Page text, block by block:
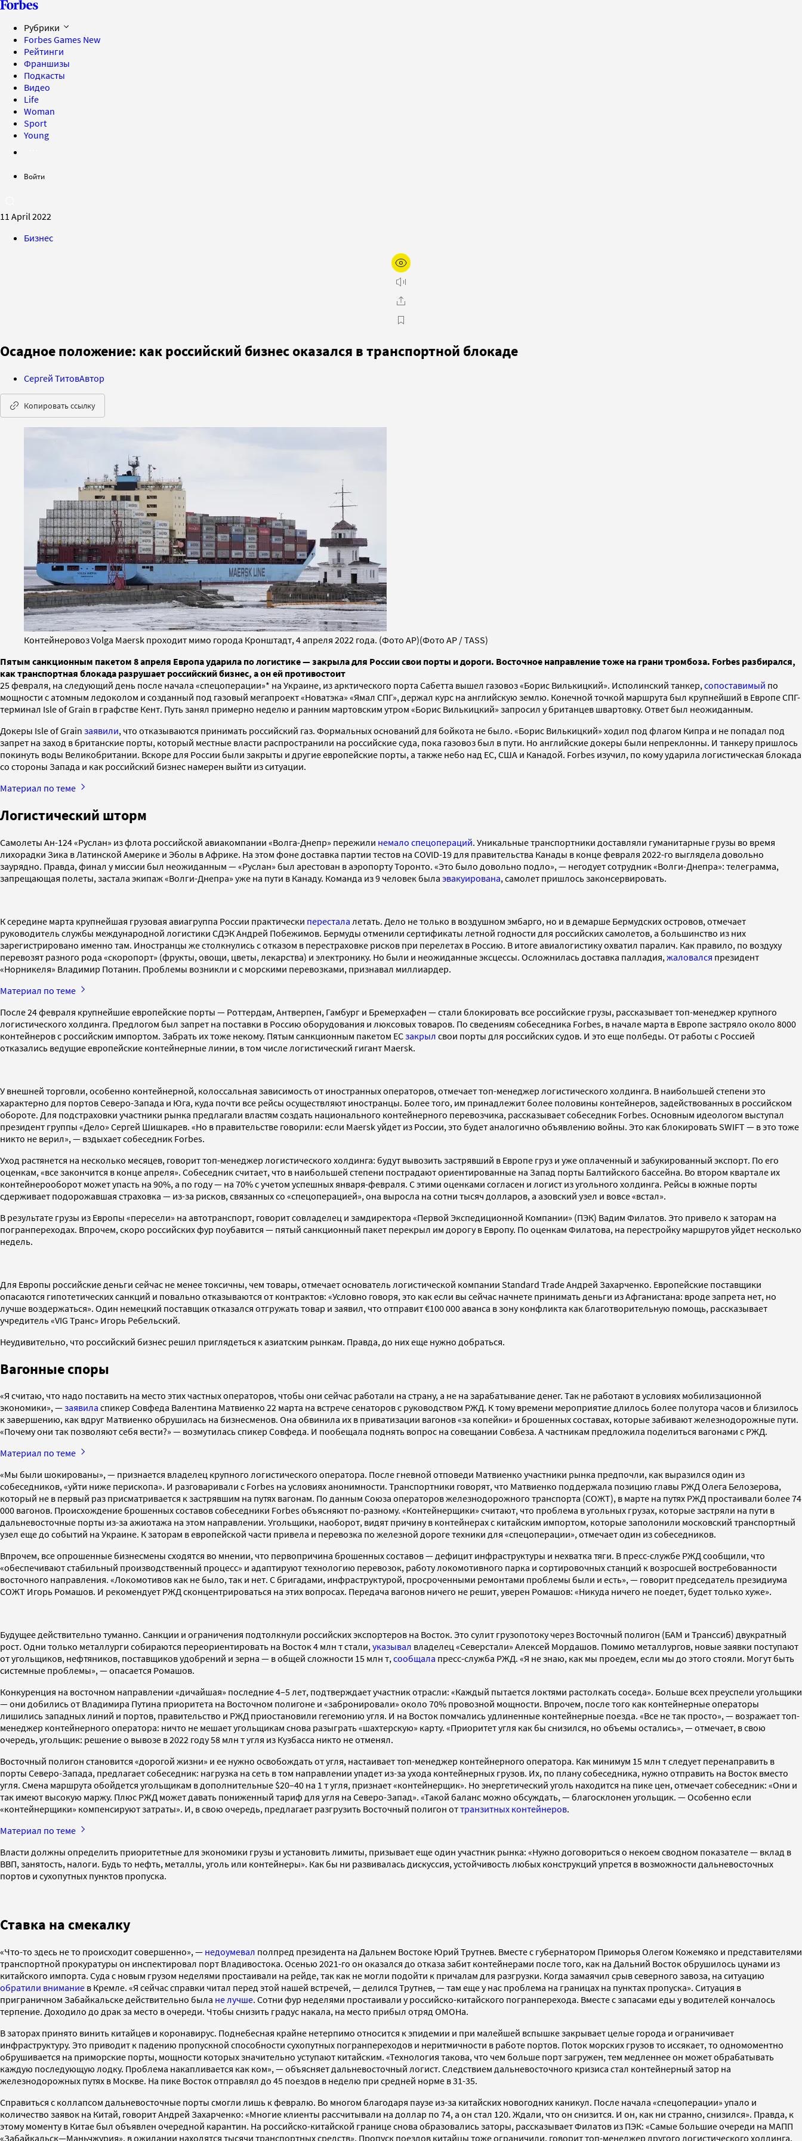
Рубрики
Forbes Games New
Рейтинги
Франшизы
Подкасты
Видео
Life
Woman
Sport
Young
Войти
11 April 2022
Бизнес
Осадное положение: как российский бизнес оказался в транспортной блокаде
Сергей ТитовАвтор
Копировать ссылку
Контейнеровоз Volga Maersk проходит мимо города Кронштадт, 4 апреля 2022 года. (Фото AP)(Фото AP / TASS)
Пятым санкционным пакетом 8 апреля Европа ударила по логистике — закрыла для России свои порты и дороги. Восточное направление тоже на грани тромбоза. Forbes разбирался,
как транспортная блокада разрушает российский бизнес, а он ей противостоит
25 февраля, на следующий день после начала «спецоперации»* на Украине, из арктического порта Сабетта вышел газовоз «Борис Вилькицкий». Исполинский танкер, сопоставимый по
мощности с атомным ледоколом и созданный под газовый мегапроект «Новатэка» «Ямал СПГ», держал курс на английскую землю. Конечной точкой маршрута был крупнейший в Европе СПГ-
терминал Isle of Grain в графстве Кент. Путь занял примерно неделю и ранним мартовским утром «Борис Вилькицкий» запросил у британцев швартовку. Ответ был неожиданным.
Докеры Isle of Grain заявили, что отказываются принимать российский газ. Формальных оснований для бойкота не было. «Борис Вилькицкий» ходил под флагом Кипра и не попадал под
запрет на заход в британские порты, который местные власти распространили на российские суда, пока газовоз был в пути. Но английские докеры были непреклонны. И танкеру пришлось
покинуть воды Великобритании. Вскоре для России были закрыты и другие европейские порты, а также небо над ЕС, США и Канадой. Forbes изучил, по кому ударила логистическая блокада
со стороны Запада и как российский бизнес намерен выйти из ситуации.
Материал по теме
Логистический шторм
Самолеты Ан-124 «Руслан» из флота российской авиакомпании «Волга-Днепр» пережили немало спецопераций. Уникальные транспортники доставляли гуманитарные грузы во время
лихорадки Зика в Латинской Америке и Эболы в Африке. На этом фоне доставка партии тестов на COVID-19 для правительства Канады в конце февраля 2022-го выглядела довольно
заурядно. Правда, финал у миссии был неожиданным — «Руслан» был арестован в аэропорту Торонто. «Это было довольно подло», — негодует сотрудник «Волги-Днепра»: телеграмма,
запрещающая полеты, застала экипаж «Волги-Днепра» уже на пути в Канаду. Команда из 9 человек была эвакуирована, самолет пришлось законсервировать.
К середине марта крупнейшая грузовая авиагруппа России практически перестала летать. Дело не только в воздушном эмбарго, но и в демарше Бермудских островов, отмечает
руководитель службы международной логистики СДЭК Андрей Побежимов. Бермуды отменили сертификаты летной годности для российских самолетов, а большинство из них
зарегистрировано именно там. Иностранцы же столкнулись с отказом в перестраховке рисков при перелетах в Россию. В итоге авиалогистику охватил паралич. Как правило, по воздуху
перевозят разного рода «скоропорт» (фрукты, овощи, цветы, лекарства) и электронику. Но были и неожиданные эксцессы. Осложнилась доставка палладия, жаловался президент
«Норникеля» Владимир Потанин. Проблемы возникли и с морскими перевозками, признавал миллиардер.
Материал по теме
После 24 февраля крупнейшие европейские порты — Роттердам, Антверпен, Гамбург и Бремерхафен — стали блокировать все российские грузы, рассказывает топ-менеджер крупного
логистического холдинга. Предлогом был запрет на поставки в Россию оборудования и люксовых товаров. По сведениям собеседника Forbes, в начале марта в Европе застряло около 8000
контейнеров с российским импортом. Забрать их тоже некому. Пятым санкционным пакетом ЕСзакрыл свои порты для российских судов. И это еще полбеды. От работы с Россией
отказались ведущие европейские контейнерные линии, в том числе логистический гигант Maersk.
У внешней торговли, особенно контейнерной, колоссальная зависимость от иностранных операторов, отмечает топ-менеджер логистического холдинга. В наибольшей степени это
характерно для портов Северо-Запада и Юга, куда почти все рейсы осуществляют иностранцы. Более того, им принадлежит более половины контейнеров, задействованных в российском
обороте. Для подстраховки участники рынка предлагали властям создать национального контейнерного перевозчика, рассказывает собеседник Forbes. Основным идеологом выступал
президент группы «Дело» Сергей Шишкарев. «Но в правительстве говорили: если Maersk уйдет из России, это будет аналогично объявлению войны. Это как блокировать SWIFT — в это тоже
никто не верил», — вздыхает собеседник Forbes.
Уход растянется на несколько месяцев, говорит топ-менеджер логистического холдинга: будут вывозить застрявший в Европе груз и уже оплаченный и забукированный экспорт. По его
оценкам, «все закончится в конце апреля». Собеседник считает, что в наибольшей степени пострадают ориентированные на Запад порты Балтийского бассейна. Во втором квартале их
контейнерооборот может упасть на 90%, а по году — на 70% с учетом успешных января-февраля. С этими оценками согласен и логист из угольного холдинга. Рейсы в южные порты
сдерживает подорожавшая страховка — из-за рисков, связанных со «спецоперацией», она выросла на сотни тысяч долларов, а азовский узел и вовсе «встал».
В результате грузы из Европы «пересели» на автотранспорт, говорит совладелец и замдиректора «Первой Экспедиционной Компании» (ПЭК) Вадим Филатов. Это привело к заторам на
погранпереходах. Впрочем, скоро российских фур поубавится — пятый санкционный пакет перекрыл им дорогу в Европу. По оценкам Филатова, на перестройку маршрутов уйдет несколько
недель.
Для Европы российские деньги сейчас не менее токсичны, чем товары, отмечает основатель логистической компании Standard Trade Андрей Захарченко. Европейские поставщики
опасаются гипотетических санкций и повально отказываются от контрактов: «Условно говоря, это как если вы сейчас начнете принимать деньги из Афганистана: вроде запрета нет, но
лучше воздержаться». Один немецкий поставщик отказался отгружать товар и заявил, что отправит €100 000 аванса в зону конфликта как благотворительную помощь, рассказывает
учредитель «VIG Транс» Игорь Ребельский.
Неудивительно, что российский бизнес решил приглядеться к азиатским рынкам. Правда, до них еще нужно добраться.
Вагонные споры
«Я считаю, что надо поставить на место этих частных операторов, чтобы они сейчас работали на страну, а не на зарабатывание денег. Так не работают в условиях мобилизационной
экономики», —заявила спикер Совфеда Валентина Матвиенко 22 марта на встрече сенаторов с руководством РЖД. К тому времени мероприятие длилось более полутора часов и близилось
к завершению, как вдруг Матвиенко обрушилась на бизнесменов. Она обвинила их в приватизации вагонов «за копейки» и брошенных составах, которые забивают железнодорожные пути.
«Почему они так позволяют себя вести?» — возмутилась спикер Совфеда. И пообещала поднять вопрос на совещании Совбеза. А частникам предложила поделиться вагонами с РЖД.
Материал по теме
«Мы были шокированы», — признается владелец крупного логистического оператора. После гневной отповеди Матвиенко участники рынка предпочли, как выразился один из
собеседников, «уйти ниже перископа». И разговаривали с Forbes на условиях анонимности. Транспортники говорят, что Матвиенко поддержала позицию главы РЖД Олега Белозерова,
который не в первый раз присматривается к застрявшим на путях вагонам. По данным Союза операторов железнодорожного транспорта (СОЖТ), в марте на путях РЖД простаивали более 74
000 вагонов. Происхождение брошенных составов собеседники Forbes объясняют по-разному. «Контейнерщики» считают, что проблема в угольных грузах, которые застряли на пути в
дальневосточные порты из-за ажиотажа на этом направлении. Угольщики, наоборот, видят причину в контейнерах с китайским импортом, которые заполонили московский транспортный
узел еще до событий на Украине. К заторам в европейской части привела и перевозка по железной дороге техники для «спецоперации», отмечает один из собеседников.
Впрочем, все опрошенные бизнесмены сходятся во мнении, что первопричина брошенных составов — дефицит инфраструктуры и нехватка тяги. В пресс-службе РЖД сообщили, что
«обеспечивают стабильный производственный процесс» и адаптируют технологию перевозок, работу локомотивного парка и сортировочных станций к возросшей востребованности
восточного направления. «Локомотивов как не было, так и нет. С бригадами, инфраструктурой, просроченными ремонтами проблемы были и есть», — говорит председатель президиума
СОЖТ Игорь Ромашов. И рекомендует РЖД сконцентрироваться на этих вопросах. Передача вагонов ничего не решит, уверен Ромашов: «Никуда ничего не поедет, будет только хуже».
Будущее действительно туманно. Санкции и ограничения подтолкнули российских экспортеров на Восток. Это сулит грузопотоку через Восточный полигон (БАМ и Транссиб) двукратный
рост. Одни только металлурги собираются переориентировать на Восток 4 млн т стали,указывал владелец «Северстали» Алексей Мордашов. Помимо металлургов, новые заявки поступают
от угольщиков, нефтяников, поставщиков удобрений и зерна — в общей сложности 15 млн т,сообщала пресс-служба РЖД. «Я не знаю, как мы проедем, если мы до этого стояли. Могут быть
системные проблемы», — опасается Ромашов.
Конкуренция на восточном направлении «дичайшая» последние 4–5 лет, подтверждает участник отрасли: «Каждый пытается локтями растолкать соседа». Больше всех преуспели угольщики
— они добились от Владимира Путина приоритета на Восточном полигоне и «забронировали» около 70% провозной мощности. Впрочем, после того как контейнерные операторы
лишились западных линий и портов, правительство и РЖД приостановили гегемонию угля. И на Восток помчались удлиненные контейнерные поезда. «Все не так просто», — возражает топ-
менеджер контейнерного оператора: ничто не мешает угольщикам снова разыграть «шахтерскую» карту. «Приоритет угля как бы снизился, но объемы остались», — отмечает, в свою
очередь, угольщик: решение о вывозе в 2022 году 58 млн т угля из Кузбасса никто не отменял.
Восточный полигон становится «дорогой жизни» и ее нужно освобождать от угля, настаивает топ-менеджер контейнерного оператора. Как минимум 15 млн т следует перенаправить в
порты Северо-Запада, предлагает собеседник: нагрузка на сеть в том направлении упадет из-за ухода контейнерных грузов. Их, по плану собеседника, нужно отправить на Восток вместо
угля. Смена маршрута обойдется угольщикам в дополнительные $20–40 на 1 т угля, признает «контейнерщик». Но энергетический уголь находится на пике цен, отмечает собеседник: «Они и
так имеют высокую маржу. Плюс РЖД может давать пониженный тариф для угля на Северо-Запад». «Такой баланс можно обсуждать, — благосклонен угольщик. — Особенно если
«контейнерщики» компенсируют затраты». И, в свою очередь, предлагает разгрузить Восточный полигон оттранзитных контейнеров.
Материал по теме
Власти должны определить приоритетные для экономики грузы и установить лимиты, призывает еще один участник рынка: «Нужно договориться о некоем сводном показателе — вклад в
ВВП, занятость, налоги. Будь то нефть, металлы, уголь или контейнеры». Как бы ни развивалась дискуссия, устойчивость любых конструкций упрется в возможности дальневосточных
портов и сухопутных пунктов пропуска.
Ставка на смекалку
«Что-то здесь не то происходит совершенно», — недоумевал полпред президента на Дальнем Востоке Юрий Трутнев. Вместе с губернатором Приморья Олегом Кожемяко и представителями
транспортной прокуратуры он инспектировал порт Владивостока. Осенью 2021-го он оказался до отказа забит контейнерами после того, как на Дальний Восток обрушилось цунами из
китайского импорта. Суда с новым грузом неделями простаивали на рейде, так как не могли подойти к причалам для разгрузки. Когда замаячил срыв северного завоза, на ситуацию
обратили внимание в Кремле. «Я сейчас справки читал перед этой нашей встречей, — делился Трутнев, — там еще у нас проблема на границах на пунктах пропуска». Ситуация в
приграничном Забайкальске действительно была не лучше. Сотни фур неделями простаивали у российско-китайского погранперехода. Вместе с запасами еды у водителей кончалось
терпение. Доходило до драк за место в очереди. Чтобы снизить градус накала, на место прибыл отряд ОМОНа.
В заторах принято винить китайцев и коронавирус. Поднебесная крайне нетерпимо относится к эпидемии и при малейшей вспышке закрывает целые города и ограничивает
инфраструктуру. Это приводит к падению пропускной способности сухопутных погранпереходов и неритмичности в работе портов. Поток морских грузов то иссякает, то одномоментно
обрушивается на приморские порты, мощности которых значительно уступают китайским. «Технология такова, что чем больше порт загружен, тем медленнее он может обрабатывать
каждую последующую лодку. Проблема накапливается как ком», — объясняет дальневосточный логист. Следствием дальневосточного кризиса стал контейнерный затор на
железнодорожных путях в Москве. На пике Восток отправлял до 45 поездов в неделю при средней норме в 31-35.
Справиться с коллапсом дальневосточные порты смогли лишь к февралю. Во многом благодаря паузе из-за китайских новогодних каникул. После начала «спецоперации» упало и
количество заявок на Китай, говорит Андрей Захарченко: «Многие клиенты рассчитывали на доллар по 74, а он стал 120. Ждали, что он снизится. И он, как ни странно, снизился». Правда, к
этому моменту в Китае был объявлен очередной карантин. На российско-китайской границе снова образовались заторы, рассказывает Филатов из ПЭК: «Самые большие очереди на МАПП
«Забайкальск—Маньчжурия», в ожидании находятся тысячи транспортных средств». Пропуск поездов китайцы тоже ограничили, говорит топ-менеджер другого логистического холдинга.